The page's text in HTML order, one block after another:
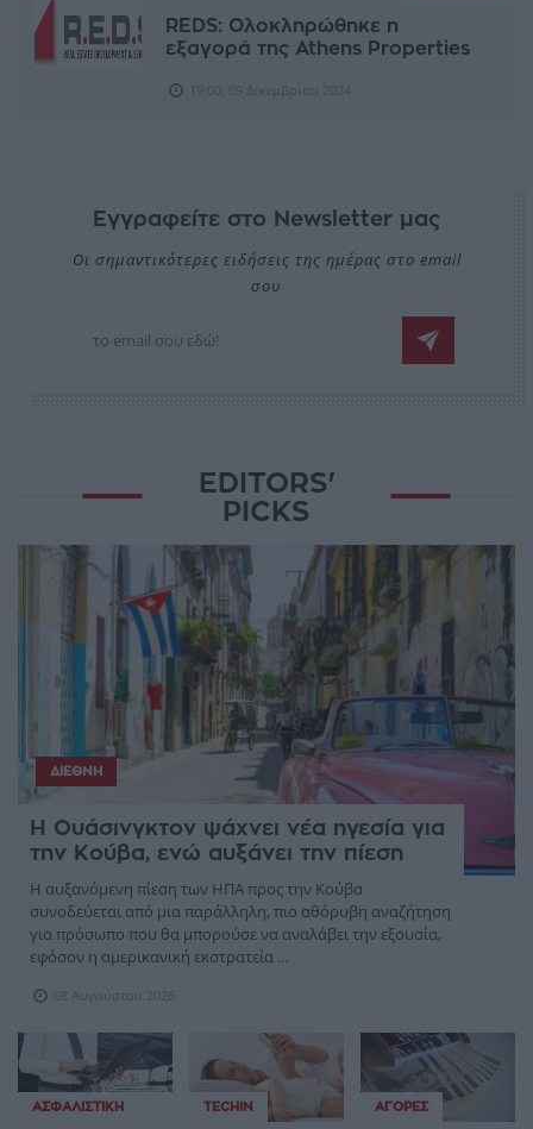
REDS: Ολοκληρώθηκε η
εξαγορά της Athens Properties
Εγγραφείτε στο Newsletter μας
Οι σημαντικότερες ειδήσεις της ημέρας στο email
σου
EDITORS'
PICKS
ΔΙΕΘΝΉ
Η Ουάσινγκτον ψάχνει νέα ηγεσία για
την Κούβα, ενώ αυξάνει την πίεση
Η αυξανόμενη πίεση των ΗΠΑ προς την Κούβα
συνοδεύεται από μια παράλληλη, πιο αθόρυβη αναζήτηση
για πρόσωπο που θα μπορούσε να αναλάβει την εξουσία,
εφόσον η αμερικανική εκστρατεία ...
08 Αυγούστου 2026
ΑΣΦΑΛΙΣΤΙΚΉ TECHIN ΑΓΟΡΈΣ